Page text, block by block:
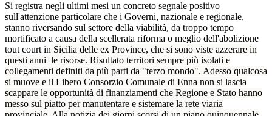
Si registra negli ultimi mesi un concreto segnale positivo
sull'attenzione particolare che i Governi, nazionale e regionale,
stanno riversando sul settore della viabilità, da troppo tempo
mortificato a causa della scellerata riforma o meglio dell'abolizione
tout court in Sicilia delle ex Province, che si sono viste azzerare in
questi anni le risorse. Risultato territori sempre più isolati e
collegamenti definiti da più parti da "terzo mondo". Adesso qualcosa
si muove e il Libero Consorzio Comunale di Enna non si lascia
scappare le opportunità di finanziamenti che Regione e Stato hanno
messo sul piatto per manutentare e sistemare la rete viaria